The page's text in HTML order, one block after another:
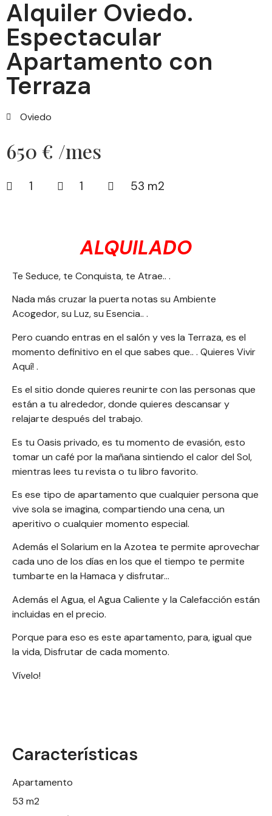
Alquiler Oviedo.
Espectacular
Apartamento con
Terraza
Oviedo
650 € /mes
1 1 53 m2
ALQUILADO
Te Seduce, te Conquista, te Atrae.. .
Nada más cruzar la puerta notas su Ambiente
Acogedor, su Luz, su Esencia.. .
Pero cuando entras en el salón y ves la Terraza, es el
momento definitivo en el que sabes que.. . Quieres Vivir
Aquí! .
Es el sitio donde quieres reunirte con las personas que
están a tu alrededor, donde quieres descansar y
relajarte después del trabajo.
Es tu Oasis privado, es tu momento de evasión, esto
tomar un café por la mañana sintiendo el calor del Sol,
mientras lees tu revista o tu libro favorito.
Es ese tipo de apartamento que cualquier persona que
vive sola se imagina, compartiendo una cena, un
aperitivo o cualquier momento especial.
Además el Solarium en la Azotea te permite aprovechar
cada uno de los días en los que el tiempo te permite
tumbarte en la Hamaca y disfrutar…
Además el Agua, el Agua Caliente y la Calefacción están
incluidas en el precio.
Porque para eso es este apartamento, para, igual que
la vida, Disfrutar de cada momento.
Vívelo!
Características
Apartamento
53 m2